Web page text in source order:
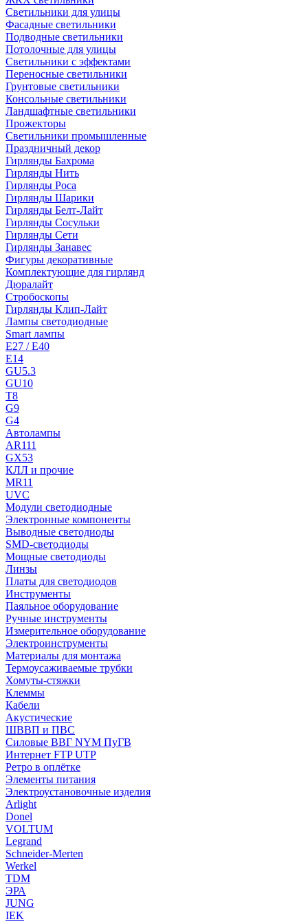
Светильники для улицы
Фасадные светильники
Подводные светильники
Потолочные для улицы
Светильники с эффектами
Переносные светильники
Грунтовые светильники
Консольные светильники
Ландшафтные светильники
Прожекторы
Светильники промышленные
Праздничный декор
Гирлянды Бахрома
Гирлянды Нить
Гирлянды Роса
Гирлянды Шарики
Гирлянды Белт-Лайт
Гирлянды Сосульки
Гирлянды Сети
Гирлянды Занавес
Фигуры декоративные
Комплектующие для гирлянд
Дюралайт
Стробоскопы
Гирлянды Клип-Лайт
Лампы светодиодные
Smart лампы
E27 / E40
E14
GU5.3
GU10
T8
G9
G4
Автолампы
AR111
GX53
КЛЛ и прочие
MR11
UVC
Модули светодиодные
Электронные компоненты
Выводные светодиоды
SMD-светодиоды
Мощные светодиоды
Линзы
Платы для светодиодов
Инструменты
Паяльное оборудование
Ручные инструменты
Измерительное оборудование
Электроинструменты
Материалы для монтажа
Термоусаживаемые трубки
Хомуты-стяжки
Клеммы
Кабели
Акустические
ШВВП и ПВС
Силовые ВВГ NYM ПуГВ
Интернет FTP UTP
Ретро в оплётке
Элементы питания
Электроустановочные изделия
Arlight
Donel
VOLTUM
Legrand
Schneider-Merten
Werkel
TDM
ЭРА
JUNG
IEK